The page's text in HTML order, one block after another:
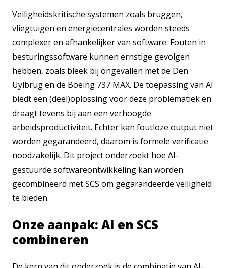
Veiligheidskritische systemen zoals bruggen,
vliegtuigen en energiecentrales worden steeds
complexer en afhankelijker van software. Fouten in
besturingssoftware kunnen ernstige gevolgen
hebben, zoals bleek bij ongevallen met de Den
Uylbrug en de Boeing 737 MAX. De toepassing van AI
biedt een (deel)oplossing voor deze problematiek en
draagt tevens bij aan een verhoogde
arbeidsproductiviteit. Echter kan foutloze output niet
worden gegarandeerd, daarom is formele verificatie
noodzakelijk. Dit project onderzoekt hoe AI-
gestuurde softwareontwikkeling kan worden
gecombineerd met SCS om gegarandeerde veiligheid
te bieden.
Onze aanpak: AI en SCS
combineren